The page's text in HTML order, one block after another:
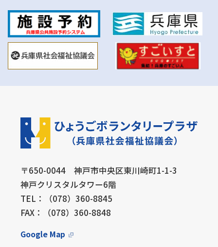
〒650-0044 神戸市中央区東川崎町1-1-3
神戸クリスタルタワー6階
TEL：（078）360-8845
FAX：（078）360-8848
Google Map